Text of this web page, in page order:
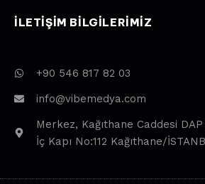
ILETIŞIM BILGILERIMIZ
+90 546 817 82 03
info@vibemedya.com
Merkez, Kağıthane Caddesi
İç Kapı No:112 Kağıthane/